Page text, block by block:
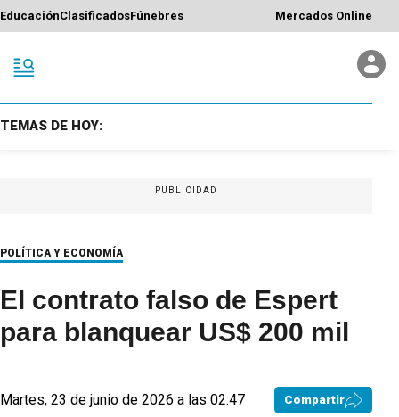
EducaciónClasificadosFúnebres Mercados Online
TEMAS DE HOY:
PUBLICIDAD
POLÍTICA Y ECONOMÍA
El contrato falso de Espert
para blanquear US$ 200 mil
Martes, 23 de junio de 2026 a las 02:47 Compartir